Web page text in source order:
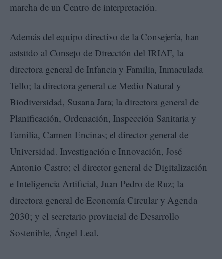
marcha de un Centro de interpretación.
Además del equipo directivo de la Consejería, han
asistido al Consejo de Dirección del IRIAF, la
directora general de Infancia y Familia, Inmaculada
Tello; la directora general de Medio Natural y
Biodiversidad, Susana Jara; la directora general de
Planificación, Ordenación, Inspección Sanitaria y
Familia, Carmen Encinas; el director general de
Universidad, Investigación e Innovación, José
Antonio Castro; el director general de Digitalización
e Inteligencia Artificial, Juan Pedro de Ruz; la
directora general de Economía Circular y Agenda
2030; y el secretario provincial de Desarrollo
Sostenible, Ángel Leal.